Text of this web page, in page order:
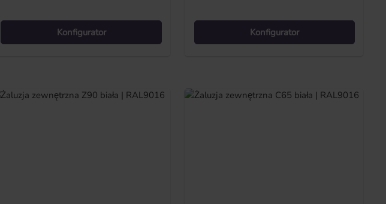
Konfigurator Konfigurator